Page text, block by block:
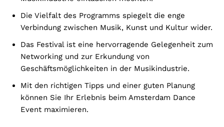
Die Vielfalt des Programms spiegelt die enge
Verbindung zwischen Musik, Kunst und Kultur wider.
Das Festival ist eine hervorragende Gelegenheit zum
Networking und zur Erkundung von
Geschäftsmöglichkeiten in der Musikindustrie.
Mit den richtigen Tipps und einer guten Planung
können Sie Ihr Erlebnis beim Amsterdam Dance
Event maximieren.